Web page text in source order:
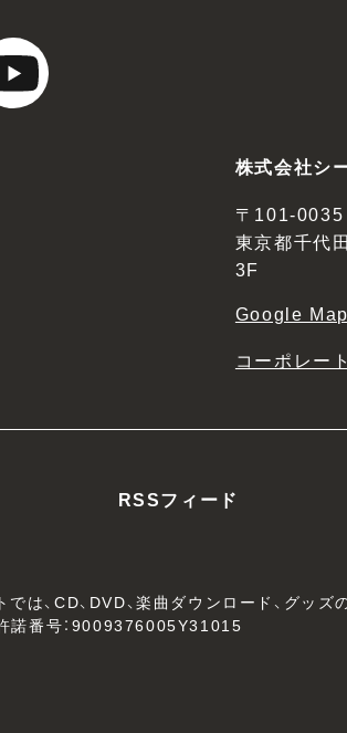
株式会社シ
〒101-0035
東京都千代
3F
Google Map
コーポレー
RSSフィード
は、CD、DVD、楽曲ダウンロード、グッズ
諾番号：9009376005Y31015